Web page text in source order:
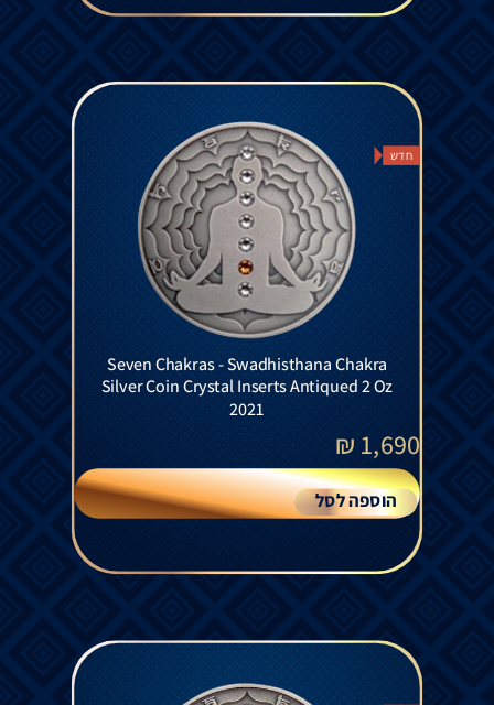
חדש
Seven Chakras - Swadhisthana Chakra
Silver Coin Crystal Inserts Antiqued 2 Oz
2021
1,690
₪
הוספה לסל